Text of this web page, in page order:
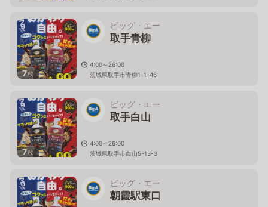
7枚
ビッグ・エー
取手青柳
4:00～26:00
茨城県取手市青柳1-1-46
7枚
ビッグ・エー
取手白山
4:00～26:00
茨城県取手市白山5-13-3
ビッグ・エー
朝霞駅東口